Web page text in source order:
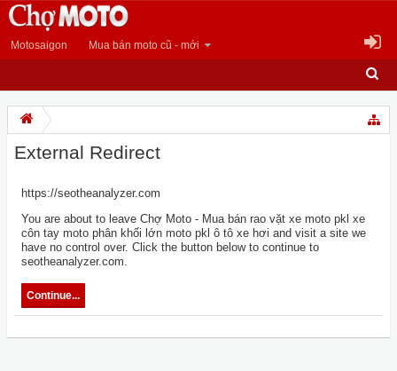
Motosaigon Mua bán moto cũ - mới
External Redirect
https://seotheanalyzer.com
You are about to leave Chợ Moto - Mua bán rao vặt xe moto pkl xe
côn tay moto phân khối lớn moto pkl ô tô xe hơi and visit a site we
have no control over. Click the button below to continue to
seotheanalyzer.com.
Continue...